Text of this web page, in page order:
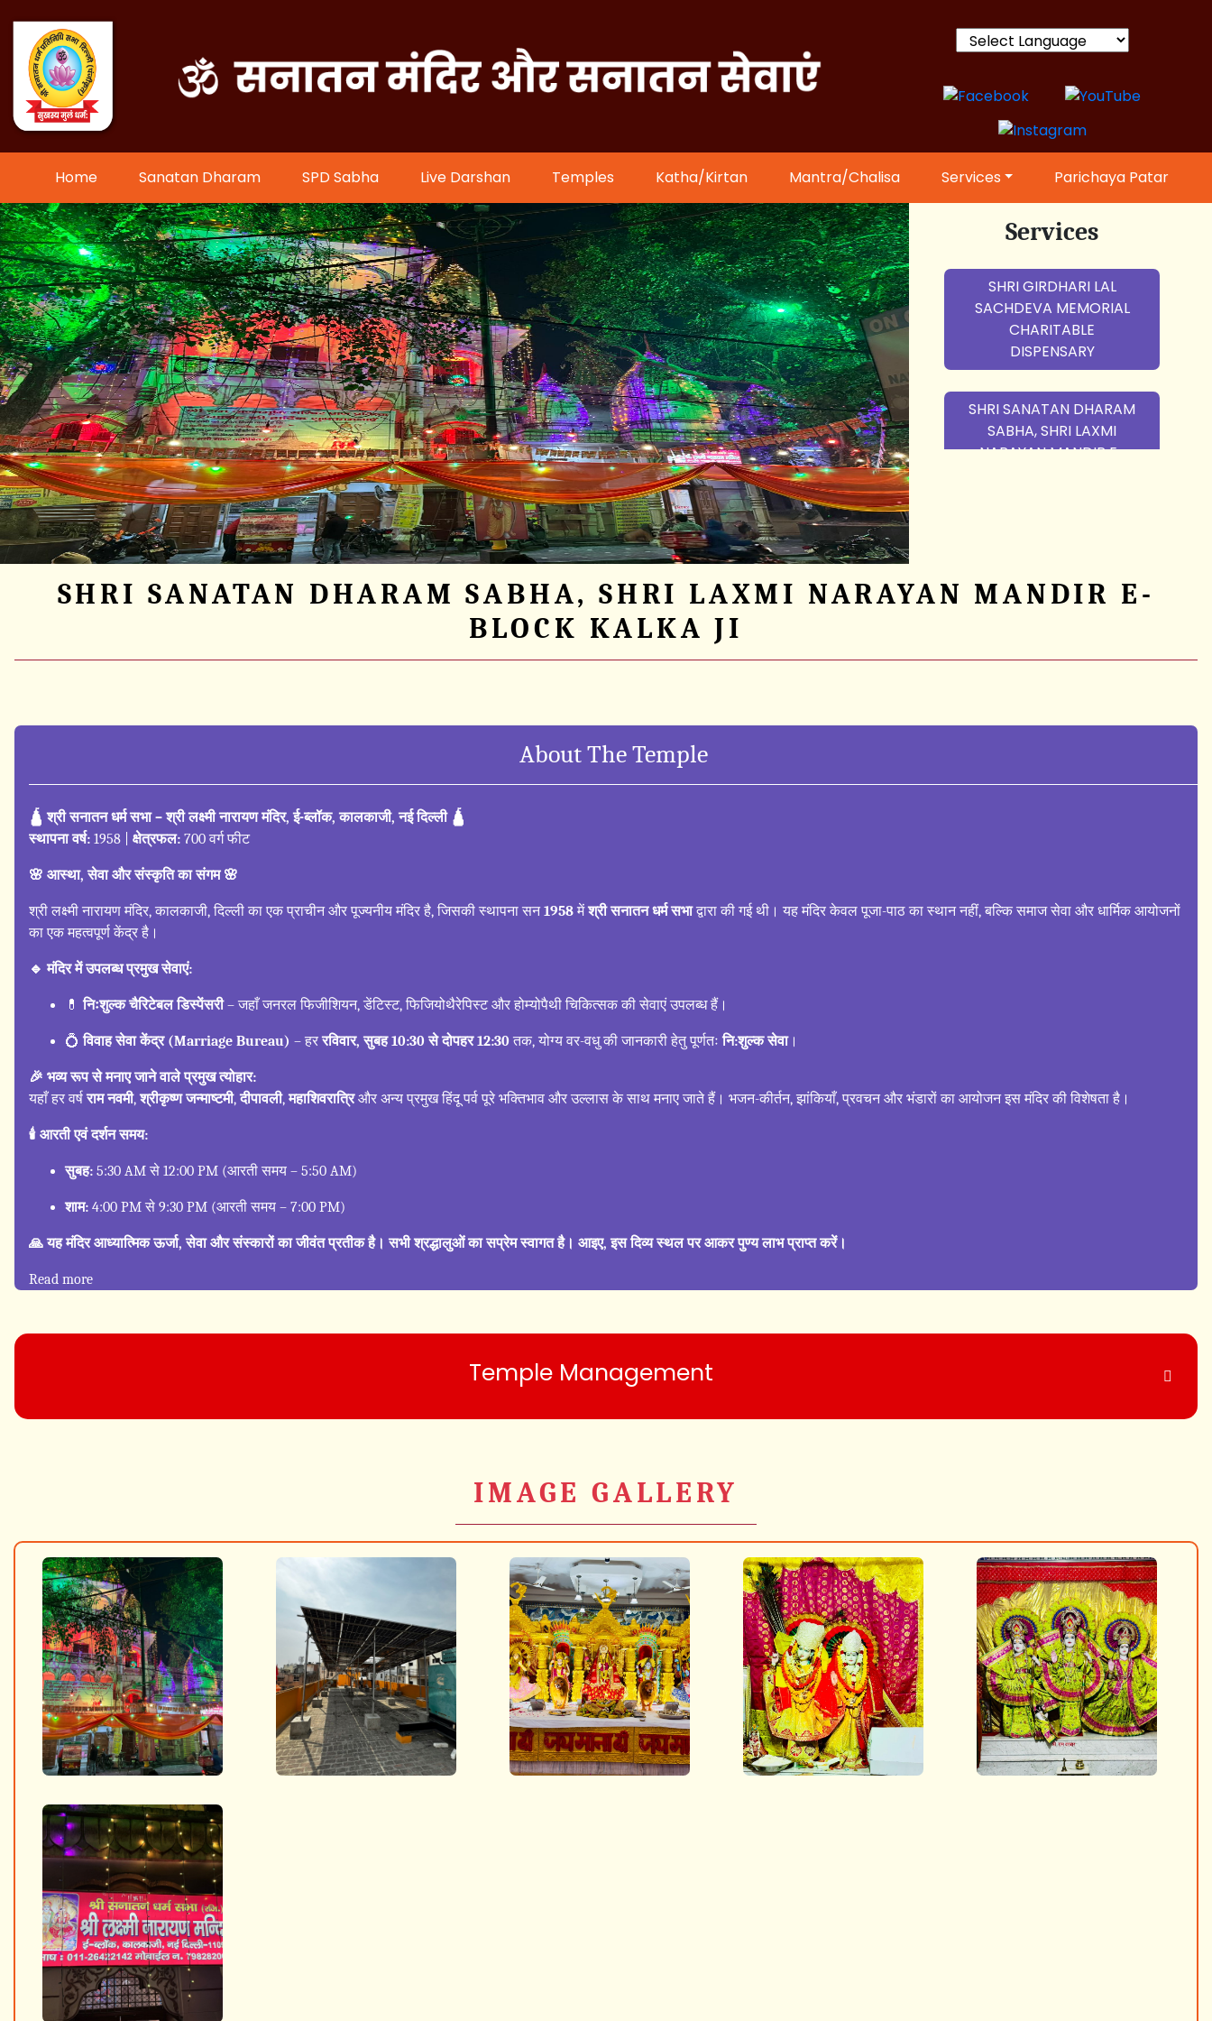
Home Sanatan Dharam SPD Sabha Live Darshan Temples Katha/kirtan Mantra/Chalisa Services Parichaya Patar
Services
SHRI GIRDHARI LAL
SACHDEVA MEMORIAL
CHARITABLE
DISPENSARY
SHRI SANATAN DHARAM
SABHA, SHRI LAXMI
NARAYAN MANDIR E-
SHRI SANATAN DHARAM SABHA, SHRI LAXMI NARAYAN MANDIR E-
BLOCK KALKA JI
About The Temple
🛕 श्री सनातन धर्म सभा – श्री लक्ष्मी नारायण मंदिर, ई-ब्लॉक, कालकाजी, नई दिल्ली 🛕
स्थापना वर्ष: 1958 | क्षेत्रफल: 700 वर्ग फीट
🌸 आस्था, सेवा और संस्कृति का संगम 🌸
श्री लक्ष्मी नारायण मंदिर, कालकाजी, दिल्ली का एक प्राचीन और पूज्यनीय मंदिर है, जिसकी स्थापना सन1958 मेंश्री सनातन धर्म सभाद्वारा की गई थी। यह मंदिर केवल पूजा-पाठ का स्थान नहीं, बल्कि समाज सेवा और धार्मिक आयोजनों
का एक महत्वपूर्ण केंद्र है।
🔹 मंदिर में उपलब्ध प्रमुख सेवाएं:
💊निःशुल्क चैरिटेबल डिस्पेंसरी– जहाँ जनरल फिजीशियन, डेंटिस्ट, फिजियोथैरेपिस्ट और होम्योपैथी चिकित्सक की सेवाएं उपलब्ध हैं।
💍विवाह सेवा केंद्र (Marriage Bureau) – हररविवार, सुबह 10:30 से दोपहर 12:30 तक, योग्य वर-वधु की जानकारी हेतु पूर्णतःनि:शुल्क सेवा।
🎉 भव्य रूप से मनाए जाने वाले प्रमुख त्योहार:
यहाँ हर वर्षराम नवमी,श्रीकृष्ण जन्माष्टमी,दीपावली,महाशिवरात्रिऔर अन्य प्रमुख हिंदू पर्व पूरे भक्तिभाव और उल्लास के साथ मनाए जाते हैं। भजन-कीर्तन, झांकियाँ, प्रवचन और भंडारों का आयोजन इस मंदिर की विशेषता है।
🕯️ आरती एवं दर्शन समय:
सुबह: 5:30 AM से 12:00 PM (आरती समय – 5:50 AM)
शाम: 4:00 PM से 9:30 PM (आरती समय – 7:00 PM)
🙏 यह मंदिर आध्यात्मिक ऊर्जा, सेवा और संस्कारों का जीवंत प्रतीक है। सभी श्रद्धालुओं का सप्रेम स्वागत है। आइए, इस दिव्य स्थल पर आकर पुण्य लाभ प्राप्त करें।
Read more
Temple Management
IMAGE GALLERY